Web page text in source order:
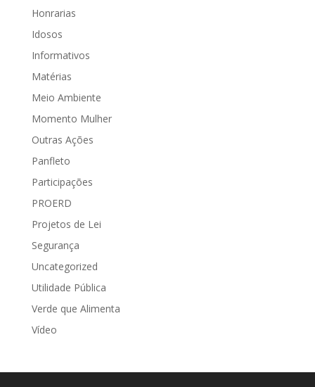
Honrarias
Idosos
Informativos
Matérias
Meio Ambiente
Momento Mulher
Outras Ações
Panfleto
Participações
PROERD
Projetos de Lei
Segurança
Uncategorized
Utilidade Pública
Verde que Alimenta
Vídeo